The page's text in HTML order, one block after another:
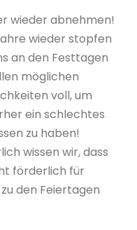
wieder abnehmen!
wieder stopfen
an den Festtagen
möglichen
voll, um
ein schlechtes
zu haben!
wissen wir, dass
förderlich für
den Feiertagen